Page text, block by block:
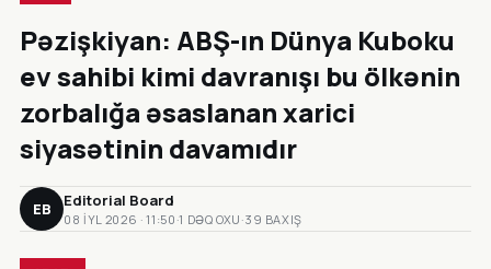
Pəzişkiyan: ABŞ-ın Dünya Kuboku
ev sahibi kimi davranışı bu ölkənin
zorbalığa əsaslanan xarici
siyasətinin davamıdır
EB Editorial Board
08 IYL 2026 · 11:50 ·1 DƏQ OXU ·39 BAXIŞ